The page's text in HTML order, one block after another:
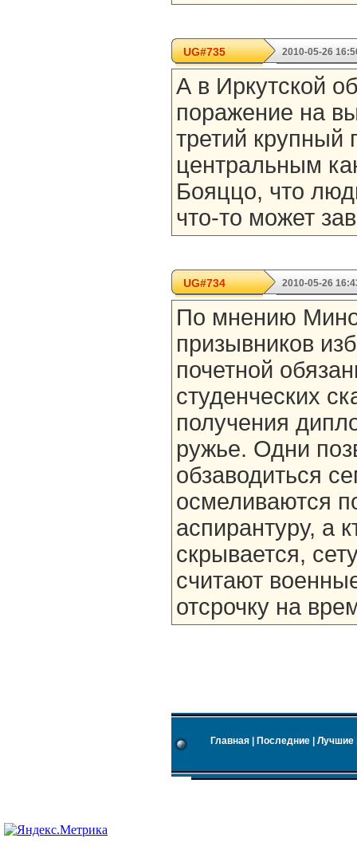
UG#735 2010-05-26
А в Иркутской
поражение на
третий крупный
центральным
Бояццо, что
что-то может
UG#734 2010-05-26
По мнению
призывников
почетной
студенческих
получения
ружье. Одни
обзаводиться
осмеливаются
аспирантуру, а
скрывается,
считают
отсрочку на
Главная| Последние| Лучшие